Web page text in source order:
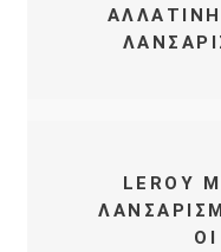
ΑΛΛΑΤΙΝΗ
LEROY